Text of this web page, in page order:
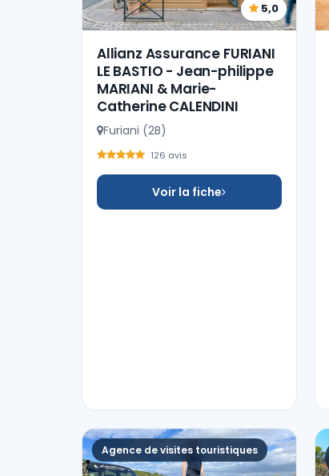
5,0
Allianz Assurance FURIANI
LE BASTIO - Jean-philippe
MARIANI & Marie-
Catherine CALENDINI
Furiani (2B)
126 avis
Voir la fiche
Agence de visites touristiques